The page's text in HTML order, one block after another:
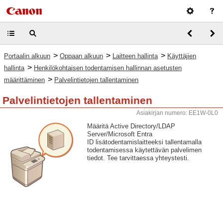
Portaalin alkuun > Oppaan alkuun > Laitteen hallinta > Käyttäjien
hallinta > Henkilökohtaisen todentamisen hallinnan asetusten
määrittäminen > Palvelintietojen tallentaminen
Palvelintietojen tallentaminen
Asiakirjan numero: EE1W-0L0
Määritä Active Directory/LDAP
Server/Microsoft Entra
ID lisätodentamislaitteeksi tallentamalla
todentamisessa käytettävän palvelimen
tiedot. Tee tarvittaessa yhteystesti.